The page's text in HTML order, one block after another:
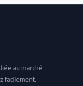
au marché
facilement.